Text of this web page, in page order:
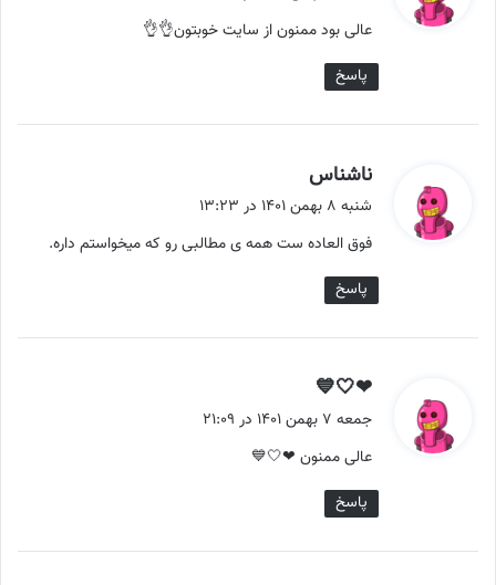
:
عالی بود ممنون از سایت خوبتون👌👌
پاسخ
ناشناس
ف
:
شنبه ۸ بهمن ۱۴۰۱ در ۱۳:۲۳
فوق العاده ست همه ی مطالبی رو که میخواستم داره.
پاسخ
❤🤍💙
ف
:
جمعه ۷ بهمن ۱۴۰۱ در ۲۱:۰۹
عالی ممنون ❤🤍💙
پاسخ